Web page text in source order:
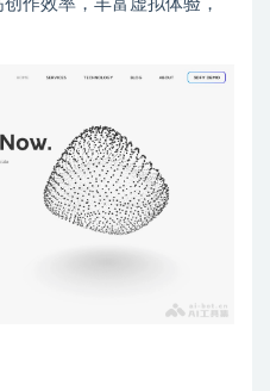
作效率，丰富虚拟体验，